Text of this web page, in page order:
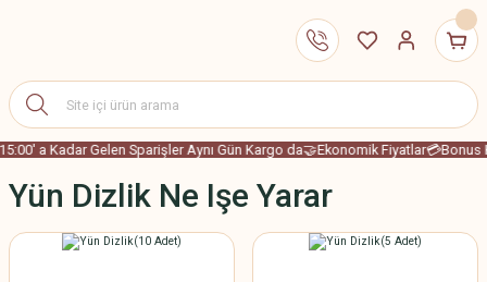
a Kadar Gelen Sparişler Aynı Gün Kargo da🤝Ekonomik Fiyatlar💳Bonus
Yün Dizlik Ne Işe Yarar